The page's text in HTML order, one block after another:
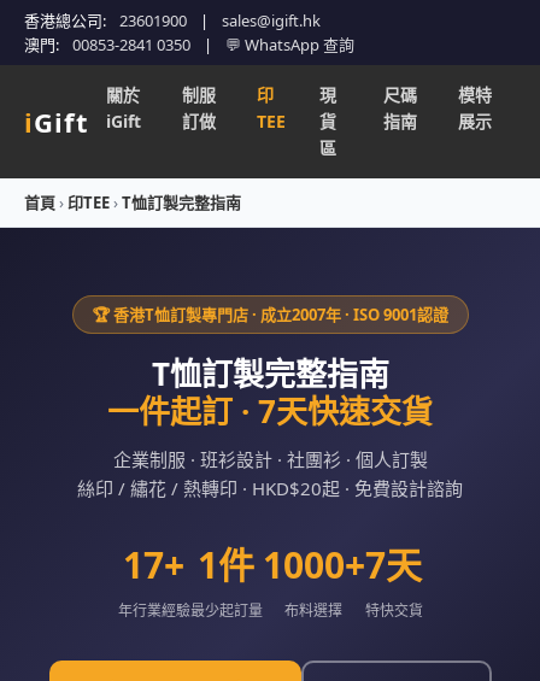
香港總公司: 23601900 |
sales@igift.hk
澳門:
00853-2841 0350 | 💬 WhatsApp 查詢
iGift
關於
iGift
制服
訂做
印
TEE
現
貨
區
尺碼
指南
模特
展示
首頁›印TEE›T恤訂製完整指南
🏆 香港T恤訂製專門店 · 成立2007年 · ISO 9001認證
T恤訂製完整指南
一件起訂 · 7天快速交貨
企業制服 · 班衫設計 · 社團衫 · 個人訂製
絲印 / 繡花 / 熱轉印 · HKD$20起 · 免費設計諮詢
17+
年行業經驗
1件
最少起訂量
1000+
布料選擇
7天
特快交貨